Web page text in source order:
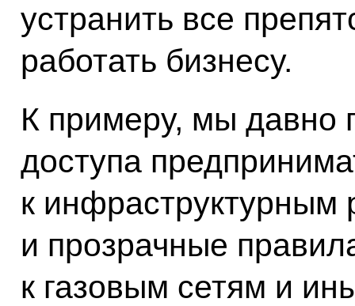
устранить все
работать бизнесу.
К примеру, мы давно
доступа
к инфраструктурным
и прозрачные
к газовым сетям и